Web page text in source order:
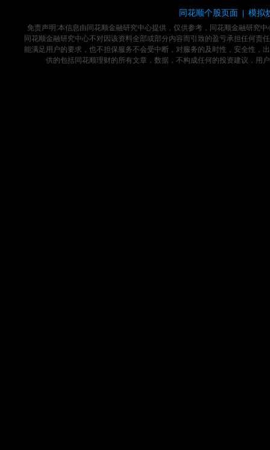
同花顺个股页面 | 模拟
免责声明:本信息由同花顺金融研究中心提供，仅供参考，同花顺金融研究
同花顺金融研究中心不对因该资料全部或部分内容而引致的盈亏承担任何
能满足用户的要求，也不担保服务不会受中断，对服务的及时性，安全性，
供的包括同花顺理财的所有文章，数据，不构成任何的投资建议，用